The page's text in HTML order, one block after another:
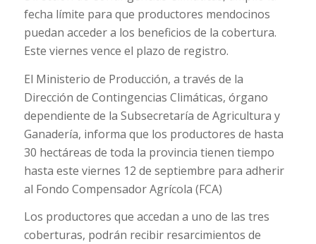
fecha límite para que productores mendocinos
puedan acceder a los beneficios de la cobertura.
Este viernes vence el plazo de registro.
El Ministerio de Producción, a través de la
Dirección de Contingencias Climáticas, órgano
dependiente de la Subsecretaría de Agricultura y
Ganadería, informa que los productores de hasta
30 hectáreas de toda la provincia tienen tiempo
hasta este viernes 12 de septiembre para adherir
al Fondo Compensador Agrícola (FCA)
Los productores que accedan a uno de las tres
coberturas, podrán recibir resarcimientos de